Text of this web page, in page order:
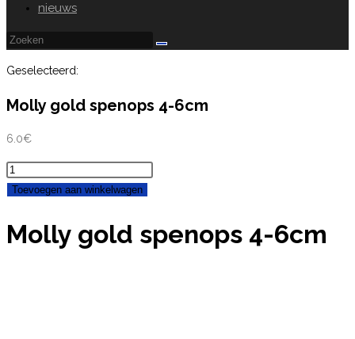
nieuws
Geselecteerd:
Molly gold spenops 4-6cm
6.0€
Molly
gold
4-
Toevoegen aan winkelwagen
Molly gold spenops 4-6cm